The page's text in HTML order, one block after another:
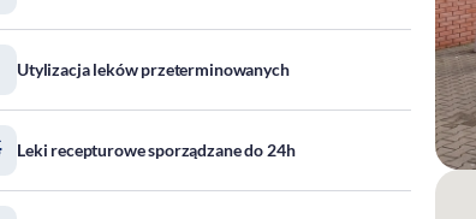
Utylizacja leków przeterminowanych
Leki recepturowe sporządzane do 24h